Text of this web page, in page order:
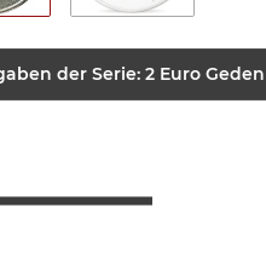
der Serie: 2 Euro